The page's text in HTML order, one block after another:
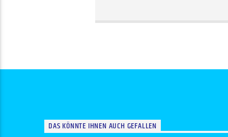
DAS KÖNNTE IHNEN AUCH GEFALLEN